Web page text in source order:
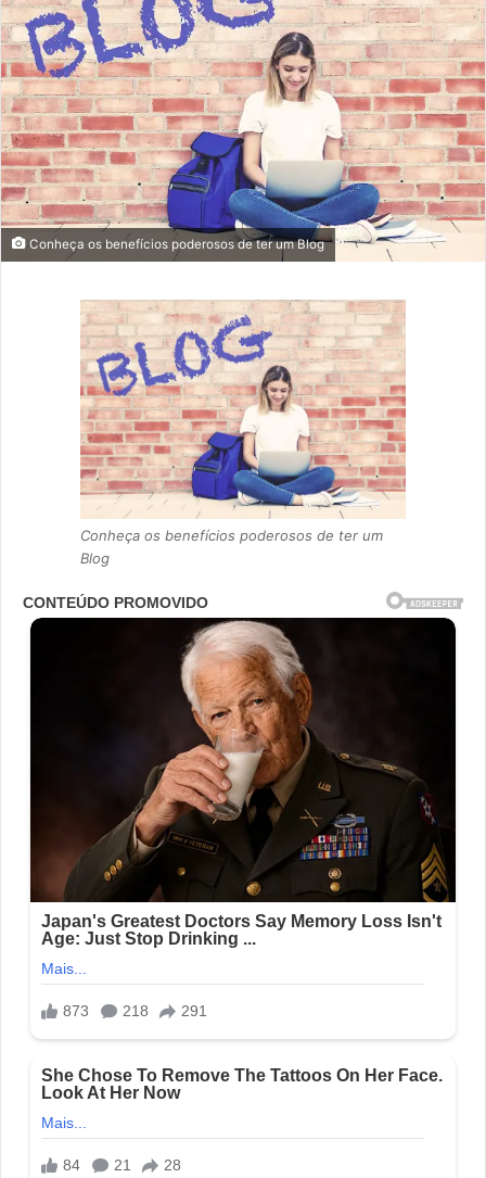
Conheça os benefícios poderosos de ter um Blog
Conheça os benefícios poderosos de ter um
Blog